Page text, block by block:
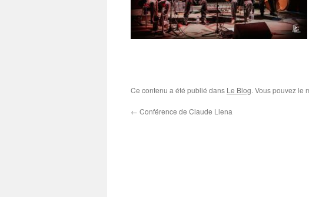
Ce contenu a été publié dans Le Blog. Vous pouvez le
← Conférence de Claude Llena